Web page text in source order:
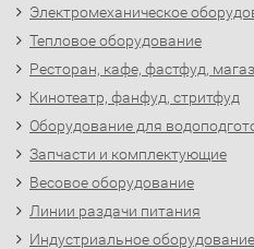
Электромеханическое
Тепловое оборудование
Ресторан, кафе, фастфуд,
Кинотеатр, фанфуд, стритфуд
Оборудование для
Запчасти и комплектующие
Весовое оборудование
Линии раздачи питания
Индустриальное оборудование